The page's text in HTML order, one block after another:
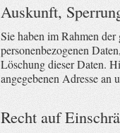
Auskunft,
Sie haben im Rahmen
personenbezogenen
Löschung dieser Daten.
angegebenen Adresse an
Recht auf